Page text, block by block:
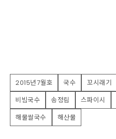
2015년7월호 국수 꼬시래기
비빔국수
송정림 스파이시
해물쌀국수
해산물